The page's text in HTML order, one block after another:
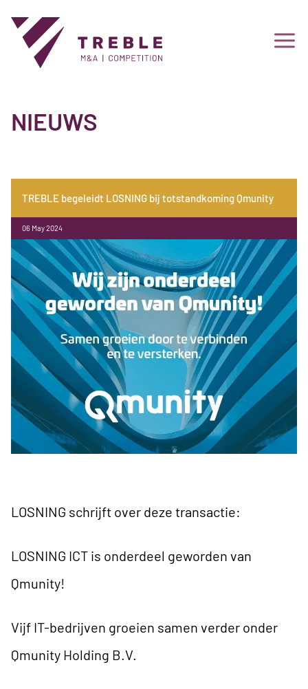
NIEUWS
TREBLE begeleidt LOSNING bij totstandkoming Qmunity
06 May 2024
LOSNING schrijft over deze transactie:
LOSNING ICT is onderdeel geworden van
Qmunity!
Vijf IT-bedrijven groeien samen verder onder
Qmunity Holding B.V.